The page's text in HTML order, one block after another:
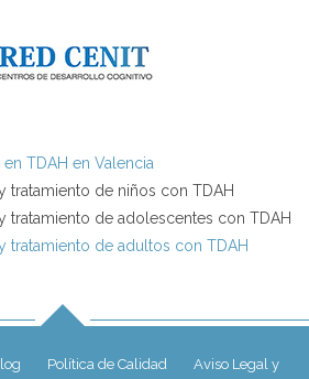
TDAH en Valencia
tratamiento de niños con TDAH
tratamiento de adolescentes con TDAH
tratamiento de adultos con TDAH
Política de Calidad Aviso Legal y